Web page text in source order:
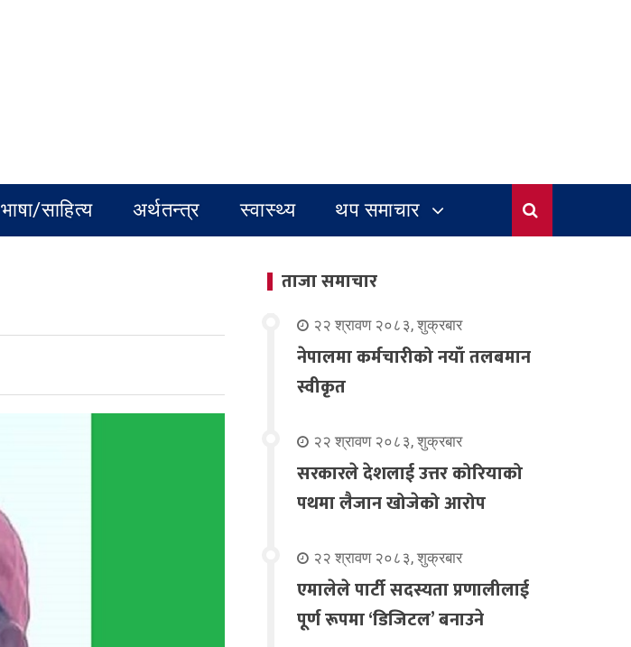
भाषा/साहित्य अर्थतन्त्र स्वास्थ्य थप समाचार
ताजा समाचार
२२ श्रावण २०८३, शुक्रबार
नेपालमा कर्मचारीको नयाँ तलबमान
स्वीकृत
२२ श्रावण २०८३, शुक्रबार
सरकारले देशलाई उत्तर कोरियाको
पथमा लैजान खोजेको आरोप
२२ श्रावण २०८३, शुक्रबार
एमालेले पार्टी सदस्यता प्रणालीलाई
पूर्ण रूपमा ‘डिजिटल’ बनाउने